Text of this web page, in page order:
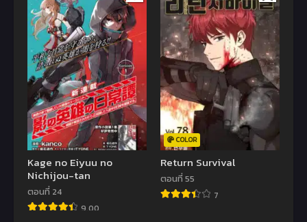
Kage no Eiyuu no
Nichijou-tan
ตอนที่ 24
9.00
COLOR
Return Survival
ตอนที่ 55
7